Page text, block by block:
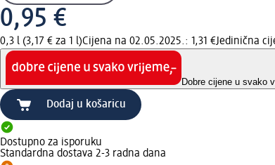
0,95 €
0,3 l (3,17 € za 1 l)Cijena na 02.05.2025.: 1,31 €Jedinična
Dobre cijene u svako
Dodaj u košaricu
Dostupno za isporuku
Standardna dostava 2-3 radna dana